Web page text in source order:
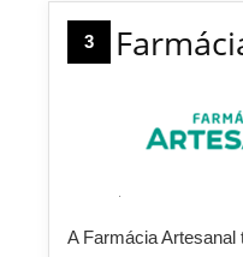
3
A Farmácia